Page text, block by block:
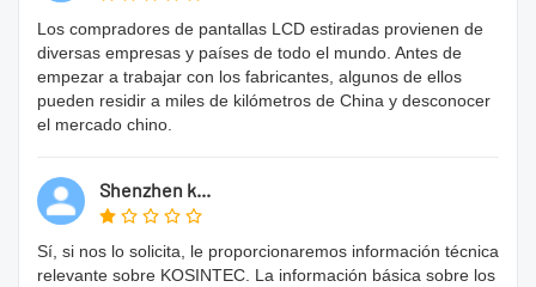
Los compradores de pantallas LCD estiradas provienen de
diversas empresas y países de todo el mundo. Antes de
empezar a trabajar con los fabricantes, algunos de ellos
pueden residir a miles de kilómetros de China y desconocer
el mercado chino.
Shenzhen k...
Sí, si nos lo solicita, le proporcionaremos información técnica
relevante sobre KOSINTEC. La información básica sobre los